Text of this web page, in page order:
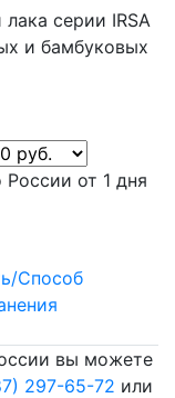
серии IRSA
и бамбуковых
России от 1 дня
Способ
вы можете
297-65-72 или